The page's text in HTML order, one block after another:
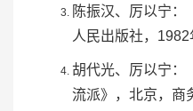
陈振汉、厉以宁：
人民出版社，1982
胡代光、厉以宁：
流派》，北京，商